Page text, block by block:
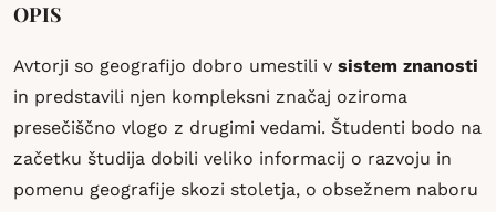
OPIS
Avtorji so geografijo dobro umestili v sistem znanosti
in predstavili njen kompleksni značaj oziroma
presečiščno vlogo z drugimi vedami. Študenti bodo na
začetku študija dobili veliko informacij o razvoju in
pomenu geografije skozi stoletja, o obsežnem naboru